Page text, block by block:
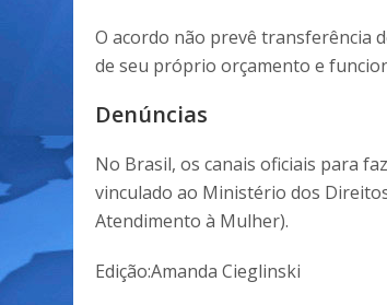
O acordo não prevê transferência
de seu próprio orçamento e
Denúncias
No Brasil, os canais oficiais para
vinculado ao Ministério dos
Atendimento à Mulher).
Edição:Amanda Cieglinski